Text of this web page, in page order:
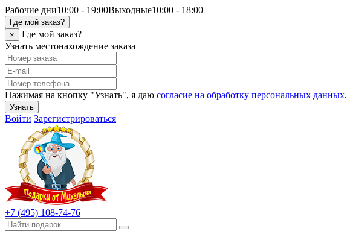
Рабочие дни10:00 - 19:00Выходные10:00 - 18:00
Где мой заказ?
×
Где мой заказ?
Узнать местонахождение заказа
Нажимая на кнопку "Узнать", я даю согласие на обработку персональных данных.
Узнать
Войти Зарегистрироваться
+7 (495) 108-74-76